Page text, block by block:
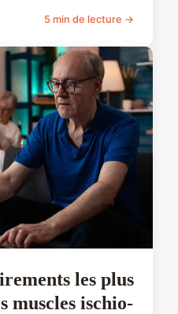
5 min de lecture →
les plus
muscles ischio-